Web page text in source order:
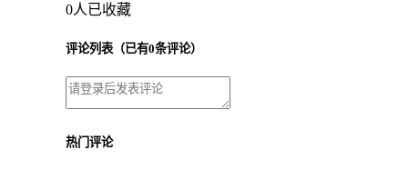
0人已收藏
评论列表 （已有0条评论）
热门评论